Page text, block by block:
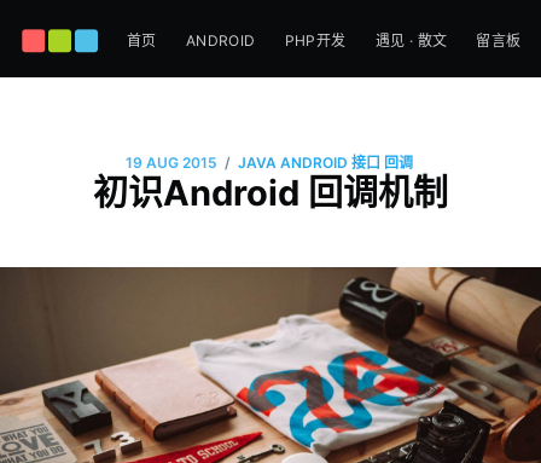
首页 ANDROID PHP开发 遇见 · 散文 留言板
19 AUG 2015 / JAVA ANDROID 接口 回调
初识Android 回调机制